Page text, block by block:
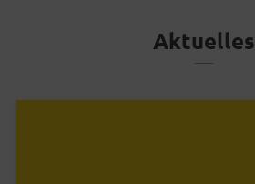
Aktuelles